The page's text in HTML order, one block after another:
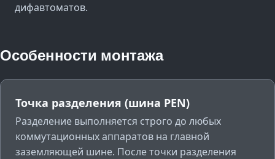
дифавтоматов.
Особенности монтажа
Точка разделения (шина PEN)
Разделение выполняется строго до любых
коммутационных аппаратов на главной
заземляющей шине. После точки разделения